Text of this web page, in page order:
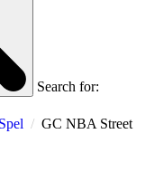
Search for:
Spel
GC NBA Street